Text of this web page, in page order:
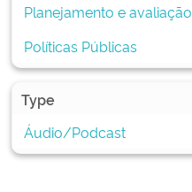
Planejamento e avaliação
Políticas Públicas
Type
Áudio/Podcast